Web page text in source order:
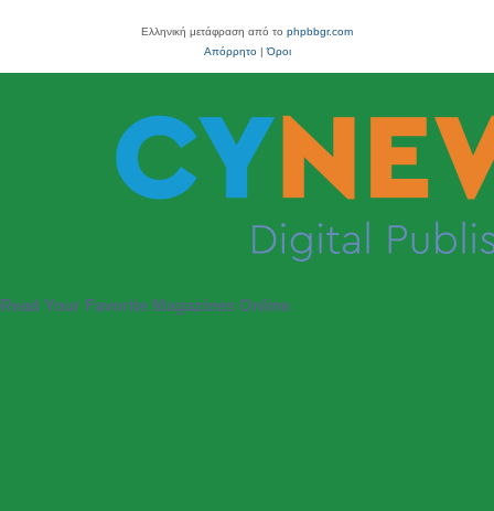
Ελληνική μετάφραση από το phpbbgr.com
Απόρρητο|Όροι
Read Your Favorite Magazines Online